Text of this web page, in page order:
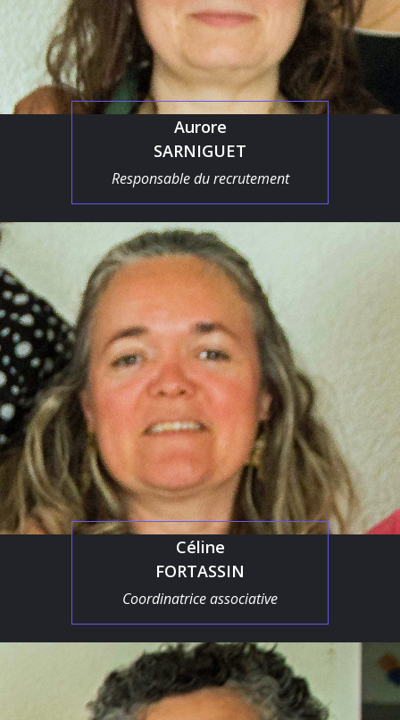
Aurore
SARNIGUET
Responsable du recrutement
Céline
FORTASSIN
Coordinatrice associative